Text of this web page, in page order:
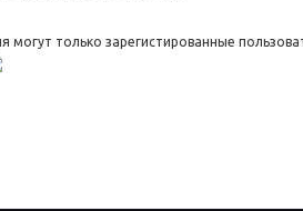
могут только зарегистированные